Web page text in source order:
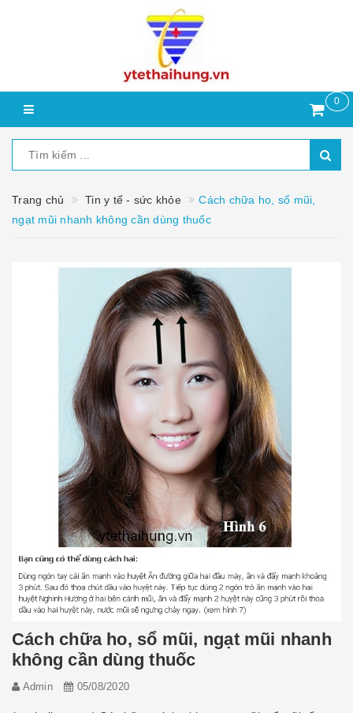
0
Trang chủ Tin y tế - sức khỏe
Cách chữa ho, sổ mũi,
ngạt mũi nhanh không cần dùng thuốc
Cách chữa ho, sổ mũi, ngạt mũi nhanh
không cần dùng thuốc
Admin 05/08/2020